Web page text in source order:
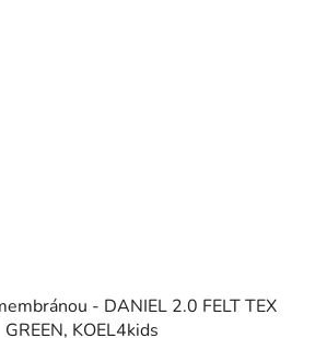
- DANIEL 2.0 FELT TEX
GREEN, KOEL4kids